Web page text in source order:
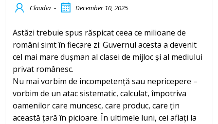
Claudia - December 10, 2025
Astăzi trebuie spus răspicat ceea ce milioane de
români simt în fiecare zi: Guvernul acesta a devenit
cel mai mare dușman al clasei de mijloc și al mediului
privat românesc.
Nu mai vorbim de incompetență sau nepricepere –
vorbim de un atac sistematic, calculat, împotriva
oamenilor care muncesc, care produc, care țin
această țară în picioare. În ultimele luni, cei aflați la